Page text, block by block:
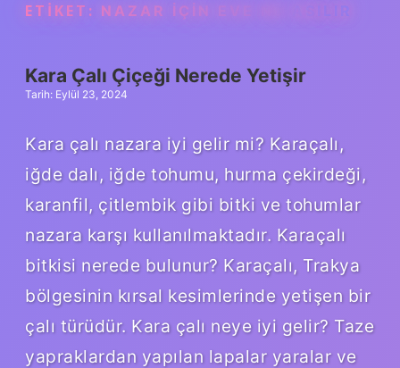
ETIKET: NAZAR IÇIN EVE NE ASILIR
Kara Çalı Çiçeği Nerede Yetişir
Tarih: Eylül 23, 2024
Kara çalı nazara iyi gelir mi? Karaçalı,
iğde dalı, iğde tohumu, hurma çekirdeği,
karanfil, çitlembik gibi bitki ve tohumlar
nazara karşı kullanılmaktadır. Karaçalı
bitkisi nerede bulunur? Karaçalı, Trakya
bölgesinin kırsal kesimlerinde yetişen bir
çalı türüdür. Kara çalı neye iyi gelir? Taze
yapraklardan yapılan lapalar yaralar ve